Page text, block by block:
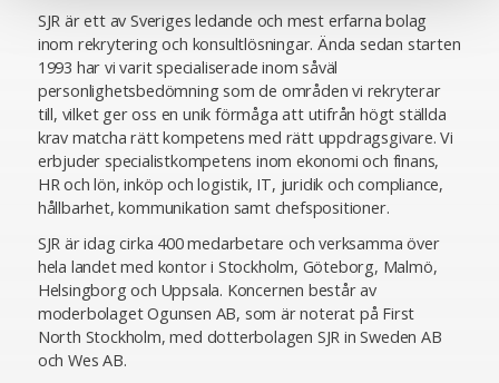
SJR är ett av Sveriges ledande och mest erfarna bolag
inom rekrytering och konsultlösningar. Ända sedan starten
1993 har vi varit specialiserade inom såväl
personlighetsbedömning som de områden vi rekryterar
till, vilket ger oss en unik förmåga att utifrån högt ställda
krav matcha rätt kompetens med rätt uppdragsgivare. Vi
erbjuder specialistkompetens inom ekonomi och finans,
HR och lön, inköp och logistik, IT, juridik och compliance,
hållbarhet, kommunikation samt chefspositioner.
SJR är idag cirka 400 medarbetare och verksamma över
hela landet med kontor i Stockholm, Göteborg, Malmö,
Helsingborg och Uppsala. Koncernen består av
moderbolaget Ogunsen AB, som är noterat på First
North Stockholm, med dotterbolagen SJR in Sweden AB
och Wes AB.